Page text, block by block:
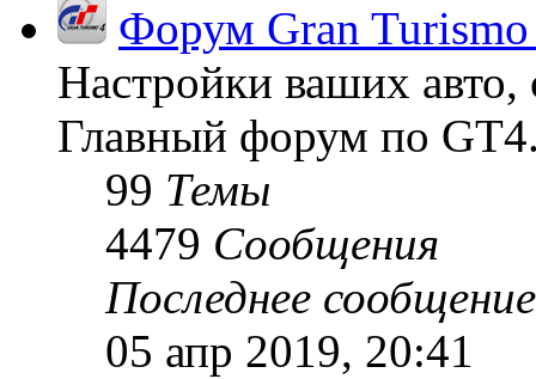
Форум Gran
Настройки ваших авто,
Главный форум по
99 Темы
4479 Сообщения
Последнее сообщение
05 апр 2019, 20:41